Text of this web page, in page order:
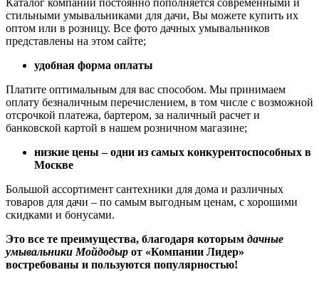
Каталог компании постоянно пополняется современными и
стильными умывальниками для дачи, Вы можете купить их
оптом или в розницу. Все фото дачных умывальников
представлены на этом сайте;
удобная форма оплаты
Платите оптимальным для вас способом. Мы принимаем
оплату безналичным перечислением, в том числе с возможной
отсрочкой платежа, бартером, за наличный расчет и
банковской картой в нашем розничном магазине;
низкие цены – одни из самых конкурентоспособных в
Москве
Большой ассортимент сантехники для дома и различных
товаров для дачи – по самым выгодным ценам, с хорошими
скидками и бонусами.
Это все те преимущества, благодаря которым дачные
умывальники Мойдодыр от «Компании Лидер»
востребованы и пользуются популярностью!